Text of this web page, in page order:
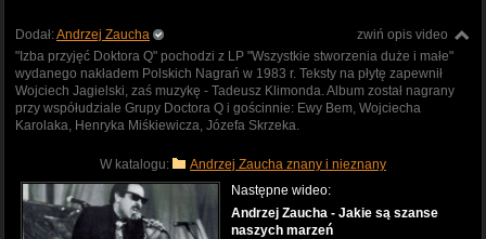
zwiń opis video
Dodał:Andrzej Zaucha
"Izba przyjęć Doktora Q" pochodzi z LP "Wszystkie stworzenia duże i małe"
wydanego nakładem Polskich Nagrań w 1983 r. Teksty na płytę zapewnił
Wojciech Jagielski, zaś muzykę - Tadeusz Klimonda. Album został nagrany
przy współudziale Grupy Doctora Q i gościnnie: Ewy Bem, Wojciecha
Karolaka, Henryka Miśkiewicza, Józefa Skrzeka.
W katalogu: Andrzej Zaucha znany i nieznany
Następne wideo:
Andrzej Zaucha - Jakie są szanse
naszych marzeń